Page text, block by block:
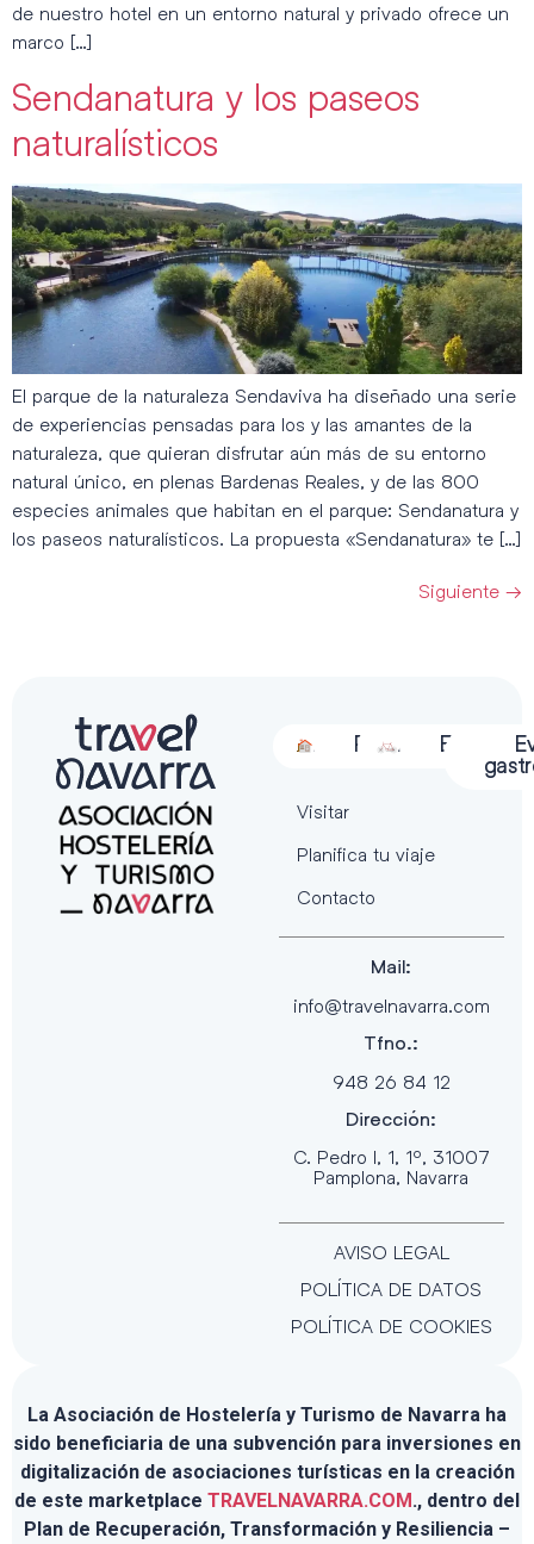
de nuestro hotel en un entorno natural y privado ofrece un
marco […]
Sendanatura y los paseos
naturalísticos
El parque de la naturaleza Sendaviva ha diseñado una serie
de experiencias pensadas para los y las amantes de la
naturaleza, que quieran disfrutar aún más de su entorno
natural único, en plenas Bardenas Reales, y de las 800
especies animales que habitan en el parque: Sendanatura y
los paseos naturalísticos. La propuesta «Sendanatura» te […]
Siguiente →
Alojamiento
Restauración
Actividades
Visitar
Planifica tu viaje
Contacto
Mail:
info@travelnavarra.com
Tfno.:
948 26 84 12
Dirección:
C. Pedro I, 1, 1º, 31007
Pamplona, Navarra
AVISO LEGAL
POLÍTICA DE DATOS
POLÍTICA DE COOKIES
La Asociación de Hostelería y Turismo de Navarra ha
sido beneficiaria de una subvención para inversiones en
digitalización de asociaciones turísticas en la creación
de este marketplace TRAVELNAVARRA.COM., dentro del
Plan de Recuperación, Transformación y Resiliencia –